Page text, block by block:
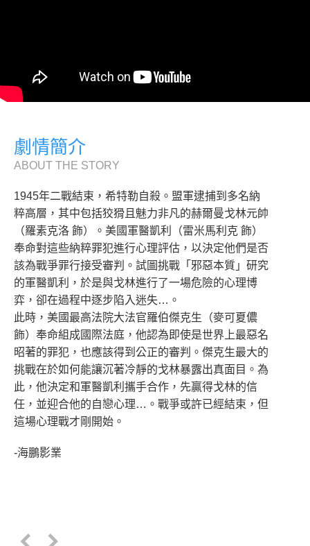
劇情簡介
ABOUT THE STORY
1945年二戰結束，希特勒自殺。盟軍逮捕到多名納
粹高層，其中包括狡猾且魅力非凡的赫爾曼戈林元帥
（羅素克洛 飾）。美國軍醫凱利（雷米馬利克 飾）
奉命對這些納粹罪犯進行心理評估，以決定他們是否
該為戰爭罪行接受審判。試圖挑戰「邪惡本質」研究
的軍醫凱利，於是與戈林進行了一場危險的心理博
弈，卻在過程中逐步陷入迷失…。
此時，美國最高法院大法官羅伯傑克生（麥可夏儂
飾）奉命組成國際法庭，他認為即使是世界上最惡名
昭著的罪犯，也應該得到公正的審判。傑克生最大的
挑戰在於如何能讓沉著冷靜的戈林暴露出真面目。為
此，他決定和軍醫凱利攜手合作，先贏得戈林的信
任，並迎合他的自戀心理…。戰爭或許已經結束，但
這場心理戰才剛開始。
-海鵬影業